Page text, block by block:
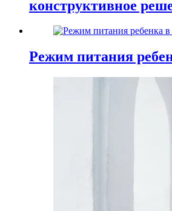
конструктивное
Режим питания